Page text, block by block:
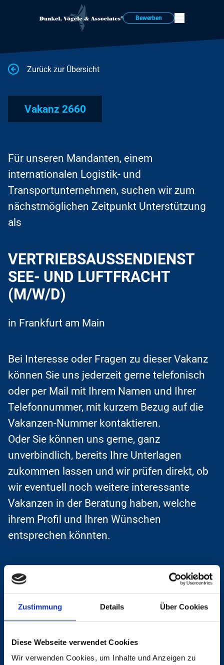
Zustimmung Details Über Cookies
Diese Webseite verwendet Cookies
Wir verwenden Cookies, um Inhalte und Anzeigen zu
Bewerben
Zurück zur Übersicht
Vakanz 2660
Für unseren Mandanten, einem
internationalen Logistik- und
Transportunternehmen, suchen wir zum
nächstmöglichen Zeitpunkt Unterstützung
als
VERTRIEBSAUSSENDIENST S
EE- UND LUFTFRACHT (
M/W/D)
in Frankfurt am Main
Bei Interesse oder Fragen zu dieser Vakanz
können Sie uns jederzeit gerne telefonisch
oder per Mail mit Ihrem Namen und Ihrer
Telefonnummer, mit kurzem Bezug auf die
Vakanzen-Nummer kontaktieren.
Oder Sie können uns gerne, ganz
unverbindlich, bereits Ihre Unterlagen
zukommen lassen und wir prüfen direkt, ob
wir eventuell noch weitere interessante
Vakanzen in der Beratung haben, welche
ihrem Profil und Ihren Wünschen
entsprechen könnten.
Haben Sie Interesse oder noch Fragen zu
dieser Vakanz? Kontaktieren Sie uns
jederzeit gerne direkt.
Jetzt online bewerben